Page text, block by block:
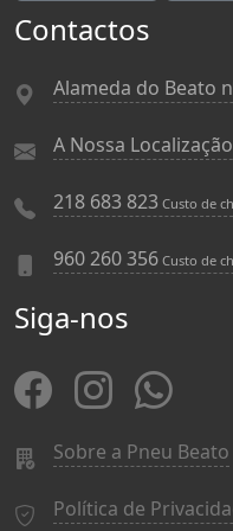
Contactos
Alameda do Beato
A Nossa
218 683 823 Custo de
960 260 356 Custo de
Siga-nos
Sobre a Pneu Beato
Política de